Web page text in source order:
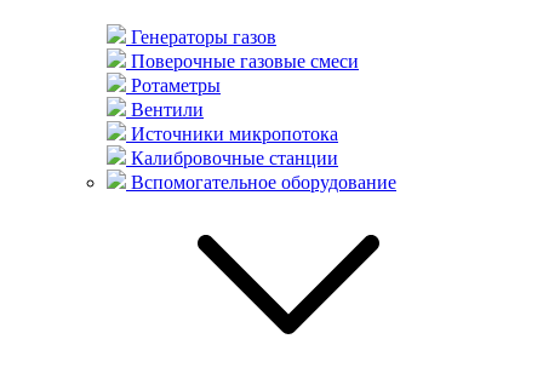
Генераторы газов
Поверочные газовые смеси
Ротаметры
Вентили
Источники микропотока
Калибровочные станции
Вспомогательное оборудование